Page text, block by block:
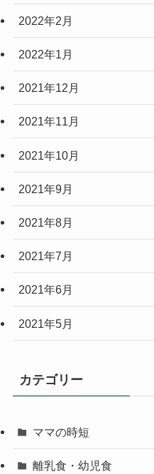
2022年2月
2022年1月
2021年12月
2021年11月
2021年10月
2021年9月
2021年8月
2021年7月
2021年6月
2021年5月
カテゴリー
ママの時短
離乳食・幼児食